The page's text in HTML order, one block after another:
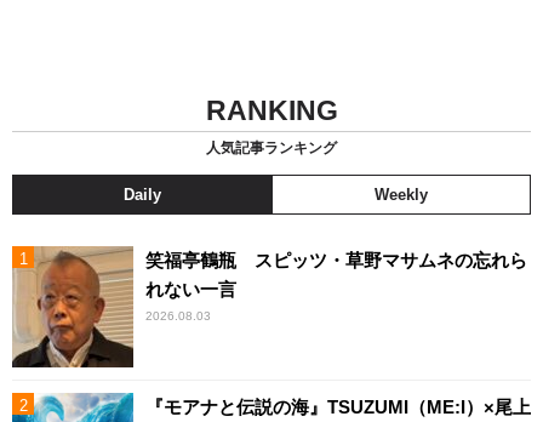
RANKING
人気記事ランキング
Daily Weekly
笑福亭鶴瓶 スピッツ・草野マサムネの忘れら
れない一言
2026.08.03
『モアナと伝説の海』TSUZUMI（ME:I）×尾上